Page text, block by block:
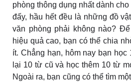
phòng thông dụng nhất dành
đấy, hầu hết đều là những đồ
văn phòng phải không nào?
hiệu quả cao, bạn có thể chia
ít. Chẳng hạn, hôm nay bạn học
lại 10 từ cũ và học thêm 10 từ
Ngoài ra, bạn cũng có thể tìm